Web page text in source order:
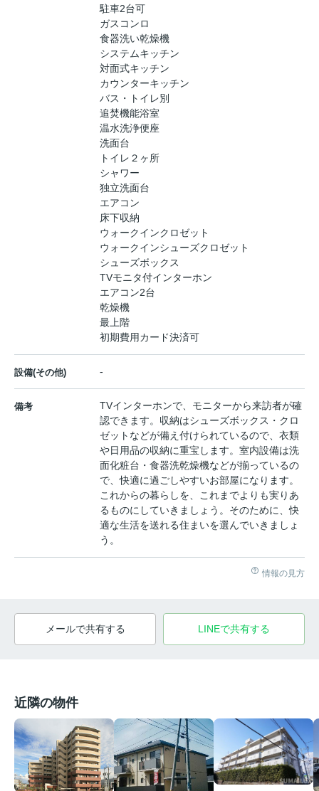
駐車2台可
ガスコンロ
食器洗い乾燥機
システムキッチン
対面式キッチン
カウンターキッチン
バス・トイレ別
追焚機能浴室
温水洗浄便座
洗面台
トイレ２ヶ所
シャワー
独立洗面台
エアコン
床下収納
ウォークインクロゼット
ウォークインシューズクロゼット
シューズボックス
TVモニタ付インターホン
エアコン2台
乾燥機
最上階
初期費用カード決済可
設備(その他) -
備考
TVインターホンで、モニターから来訪者が確
認できます。収納はシューズボックス・クロ
ゼットなどが備え付けられているので、衣類
や日用品の収納に重宝します。室内設備は洗
面化粧台・食器洗乾燥機などが揃っているの
で、快適に過ごしやすいお部屋になります。
これからの暮らしを、これまでよりも実りあ
るものにしていきましょう。そのために、快
適な生活を送れる住まいを選んでいきましょ
う。
情報の見方
メールで共有する LINEで共有する
近隣の物件